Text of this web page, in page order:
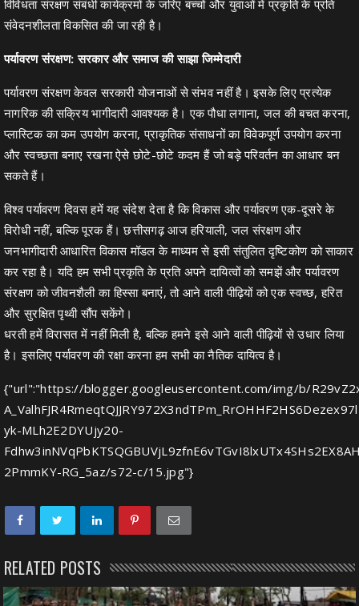
विविधता संरक्षण संबंधी कार्यक्रमों के जरिए बच्चों और युवाओं में प्रकृति के प्रति
संवेदनशीलता विकसित की जा रही है।
पर्यावरण संरक्षण: सरकार और समाज की साझा जिम्मेदारी
पर्यावरण संरक्षण केवल सरकारी योजनाओं से संभव नहीं है। इसके लिए प्रत्येक
नागरिक की सक्रिय भागीदारी आवश्यक है। एक पौधा लगाना, जल की बचत करना,
प्लास्टिक का कम उपयोग करना, प्राकृतिक संसाधनों का विवेकपूर्ण उपयोग करना
और स्वच्छता बनाए रखना ऐसे छोटे-छोटे कदम हैं जो बड़े परिवर्तन का आधार बन
सकते हैं।
विश्व पर्यावरण दिवस हमें यह संदेश देता है कि विकास और पर्यावरण एक-दूसरे के
विरोधी नहीं, बल्कि पूरक हैं। छत्तीसगढ़ आज हरियाली, जल संरक्षण और
जनभागीदारी आधारित विकास मॉडल के माध्यम से इसी संतुलित दृष्टिकोण को साकार
कर रहा है। यदि हम सभी प्रकृति के प्रति अपने दायित्वों को समझें और पर्यावरण
संरक्षण को जीवनशैली का हिस्सा बनाएं, तो आने वाली पीढ़ियों को एक स्वच्छ, हरित
और सुरक्षित पृथ्वी सौंप सकेंगे।
धरती हमें विरासत में नहीं मिली है, बल्कि हमने इसे आने वाली पीढ़ियों से उधार लिया
है। इसलिए पर्यावरण की रक्षा करना हम सभी का नैतिक दायित्व है।
{"url":"https://blogger.googleusercontent.com/img/b/
yk-MLh2E2DYUjy20-
2PmmKY-RG_5az/s72-c/15.jpg"}
RELATED POSTS